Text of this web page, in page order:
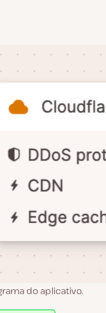
do aplicativo.